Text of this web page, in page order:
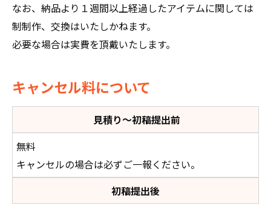
なお、納品より１週間以上経過したアイテムに関しては
制制作、交換はいたしかねます。
必要な場合は実費を頂戴いたします。
キャンセル料について
見積り～初稿提出前
無料
キャンセルの場合は必ずご一報ください。
初稿提出後